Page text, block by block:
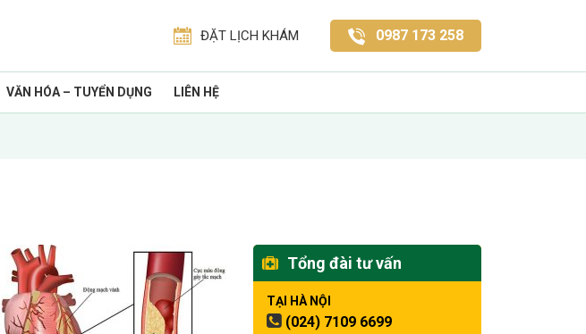
ĐẶT LỊCH KHÁM 0987 173 258
VĂN HÓA – TUYỂN DỤNG LIÊN HỆ
Tổng đài tư vấn
TẠI HÀ NỘI
(024) 7109 6699